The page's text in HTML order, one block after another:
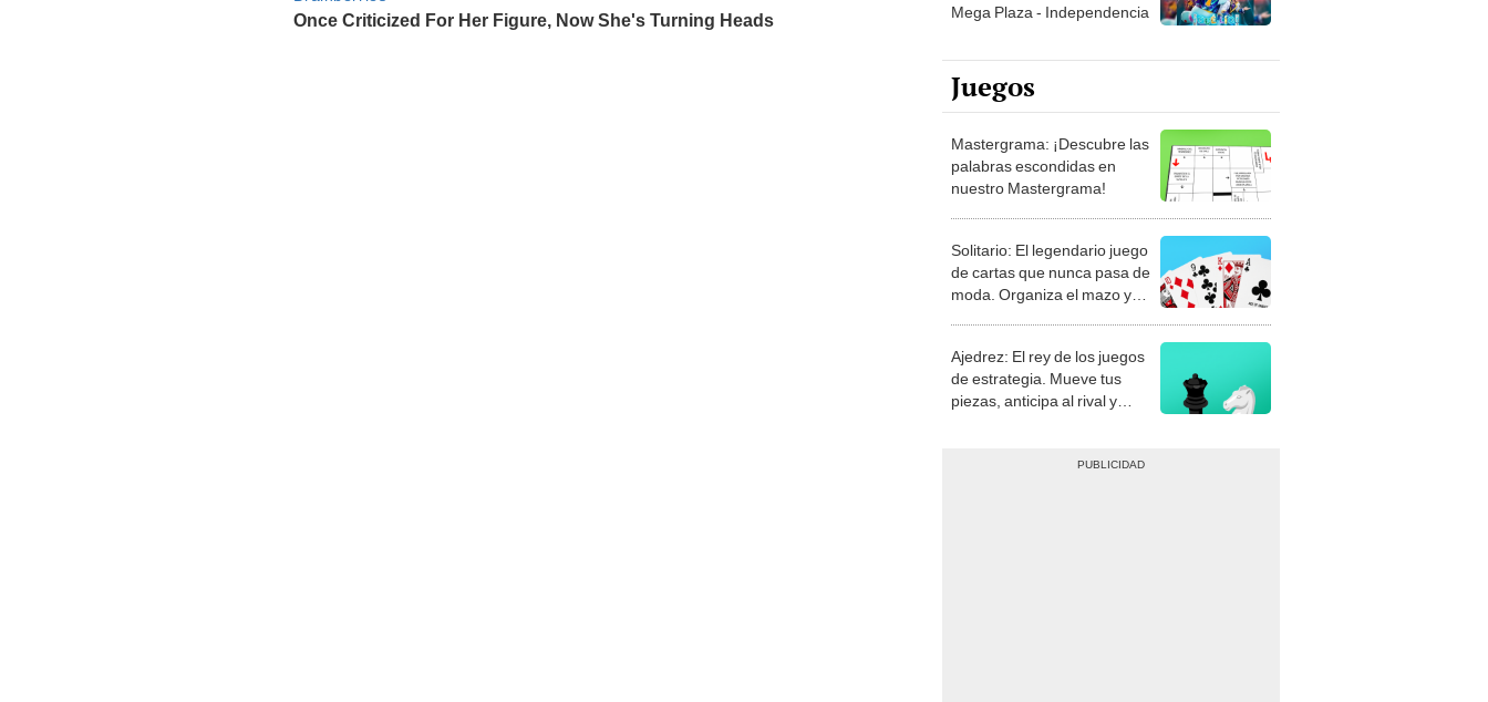
Mega Plaza - Independencia
Juegos
Mastergrama: ¡Descubre las
palabras escondidas en
nuestro Mastergrama!
Solitario: El legendario juego
de cartas que nunca pasa de
moda. Organiza el mazo y
Ajedrez: El rey de los juegos
de estrategia. Mueve tus
piezas, anticipa al rival y